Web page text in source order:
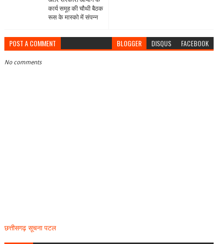
कार्य समूह की चौथी बैठक
रूस के मास्को में संपन्न
POST A COMMENT BLOGGER DISQUS FACEBOOK
No comments
छत्तीसगढ़ सूचना पटल